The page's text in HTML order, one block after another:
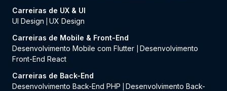
Carreiras de UX & UI
UI Design
UX Design
Carreiras de Mobile & Front-End
Desenvolvimento Mobile com Flutter
Desenvolvimento
Front-End React
Carreiras de Back-End
Desenvolvimento Back-End PHP
Desenvolvimento Back-